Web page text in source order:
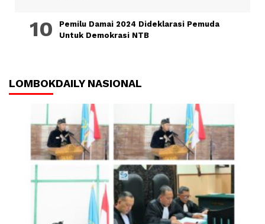
Pemilu Damai 2024 Dideklarasi Pemuda
Untuk Demokrasi NTB
LOMBOKDAILY NASIONAL